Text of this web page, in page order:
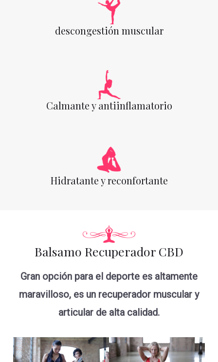
descongestión muscular
Calmante y antiinflamatorio
Hidratante y reconfortante
Balsamo Recuperador CBD
Gran opción para el deporte es altamente
maravilloso, es un recuperador muscular y
articular de alta calidad.